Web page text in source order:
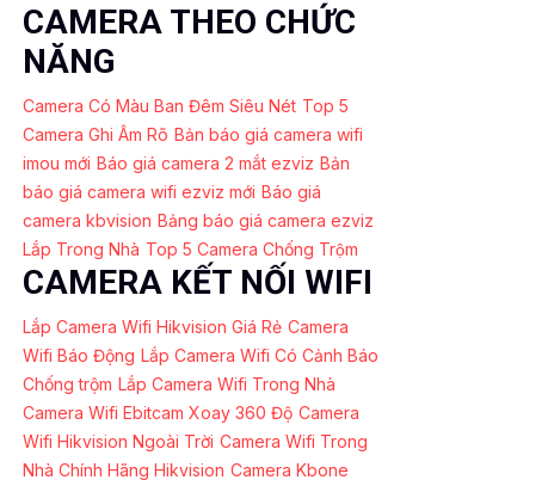
CAMERA THEO CHỨC
NĂNG
Camera Có Màu Ban Đêm Siêu Nét Top 5
Camera Ghi Âm Rõ Bản báo giá camera wifi
imou mới Báo giá camera 2 mắt ezviz Bản
báo giá camera wifi ezviz mới Báo giá
camera kbvision Bảng báo giá camera ezviz
Lắp Trong Nhà Top 5 Camera Chống Trộm
CAMERA KẾT NỐI WIFI
Lắp Camera Wifi Hikvision Giá Rẻ Camera
Wifi Báo Động Lắp Camera Wifi Có Cảnh Báo
Chống trộm Lắp Camera Wifi Trong Nhà
Camera Wifi Ebitcam Xoay 360 Độ Camera
Wifi Hikvision Ngoài Trời Camera Wifi Trong
Nhà Chính Hãng Hikvision Camera Kbone